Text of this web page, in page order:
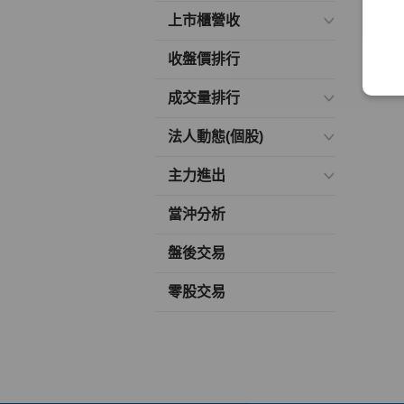
上市櫃營收
收盤價排行
成交量排行
法人動態(個股)
主力進出
當沖分析
盤後交易
零股交易